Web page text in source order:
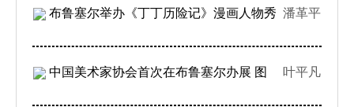
布鲁塞尔举办《丁丁历险记》漫画人物秀 潘革平
中国美术家协会首次在布鲁塞尔办展 图 叶平凡